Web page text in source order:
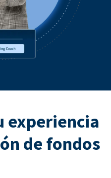
experiencia
de fondos